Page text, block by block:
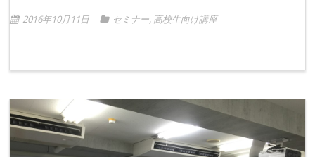
2016年10月11日 セミナー, 高校生向け講座